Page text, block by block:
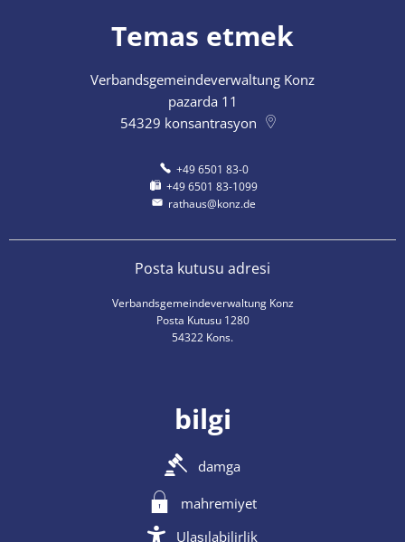
Temas etmek
Verbandsgemeindeverwaltung Konz
pazarda 11
54329 konsantrasyon
+49 6501 83-0
+49 6501 83-1099
rathaus@konz.de
Posta kutusu adresi
Verbandsgemeindeverwaltung Konz
Posta Kutusu 1280
54322 Kons.
bilgi
damga
mahremiyet
Ulaşılabilirlik